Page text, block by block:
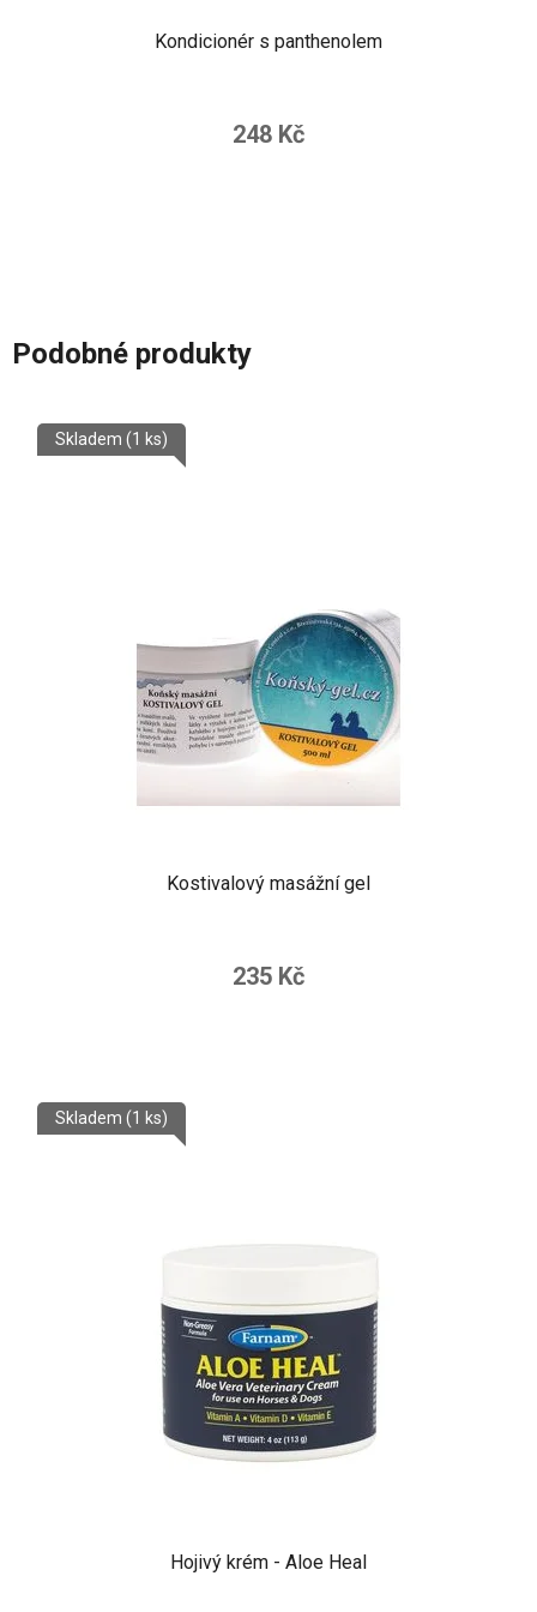
Kondicionér s panthenolem
248 Kč
Podobné produkty
Kostivalový masážní gel
Skladem (1 ks)
235 Kč
Hojivý krém - Aloe Heal
Skladem (1 ks)